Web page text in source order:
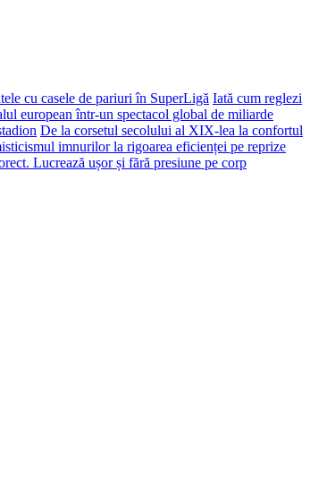
cu casele de pariuri în SuperLigă Iată cum reglezi
european într-un spectacol global de miliarde
De la corsetul secolului al XIX-lea la confortul
imnurilor la rigoarea eficienței pe reprize
Lucrează ușor și fără presiune pe corp